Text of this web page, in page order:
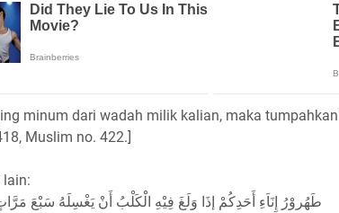
minum dari wadah milik kalian, maka
Muslim no. 422.]
lain:
طَهُروْرُ إِنَاَءِ أَحَدِكُمْ إذَا وَلَغَ فِيْهِ الْكَلْبُ أَنْ يَغْسِلَهُ سَبْعَ